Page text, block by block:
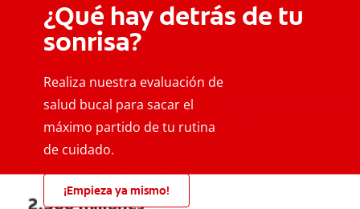
¿Qué hay detrás de tu
sonrisa?
Realiza nuestra evaluación de
salud bucal para sacar el
máximo partido de tu rutina
de cuidado.
¡Empieza ya mismo!